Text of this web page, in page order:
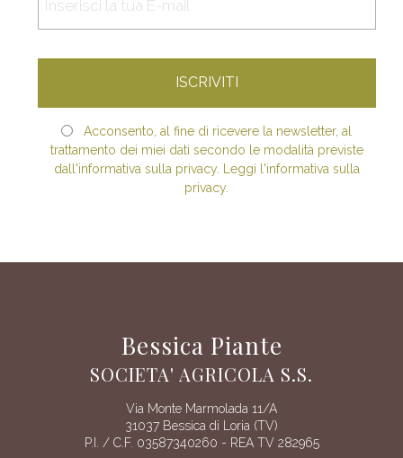
Acconsento, al fine di ricevere la newsletter, al
trattamento dei miei dati secondo le modalità previste
dall'informativa sulla privacy. Leggi l'informativa sulla
privacy.
Bessica Piante
SOCIETA' AGRICOLA S.S.
Via Monte Marmolada 11/A
31037 Bessica di Loria (TV)
P.I. / C.F. 03587340260 - REA TV 282965